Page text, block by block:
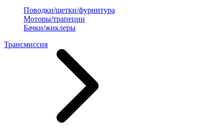
Поводки/щетки/фурнитура
Моторы/трапеции
Бачки/жиклеры
Трансмиссия